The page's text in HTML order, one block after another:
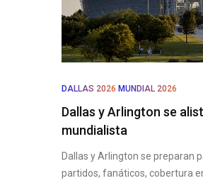
DALLAS 2026 MUNDIAL 2026
Dallas y Arlington se
mundialista
Dallas y Arlington se preparan
partidos, fanáticos, cobertura